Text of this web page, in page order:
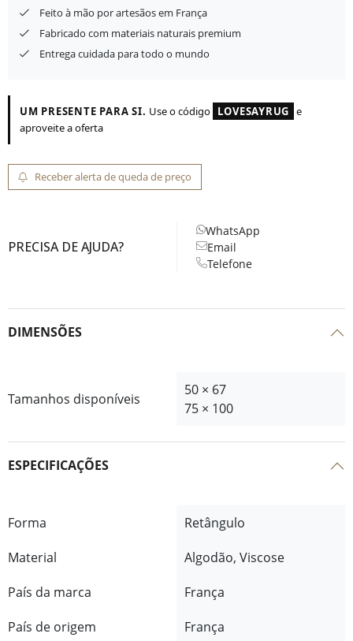
Feito à mão por artesãos em França
Fabricado com materiais naturais premium
Entrega cuidada para todo o mundo
UM PRESENTE PARA SI. Use o código LOVESAYRUG e
aproveite a oferta
Receber alerta de queda de preço
PRECISA DE AJUDA?
WhatsApp
Email
Telefone
DIMENSÕES
Tamanhos disponíveis
50 × 67
75 × 100
ESPECIFICAÇÕES
Forma
Retângulo
Material
Algodão, Viscose
País da marca
França
País de origem
França